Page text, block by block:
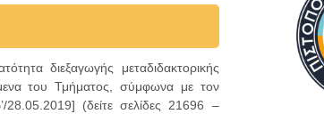
διεξαγωγής μεταδιδακτορικής
του Τμήματος, σύμφωνα με τον
28.05.2019] (δείτε σελίδες 21696 –